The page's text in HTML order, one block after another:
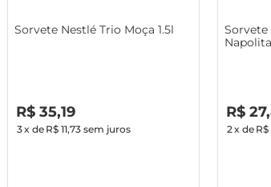
Sorvete Nestlé Trio Moça 1.5l
R$ 35,19
3x de R$ 11,73sem juros
Sorvete
R$ 27,
2x de R$